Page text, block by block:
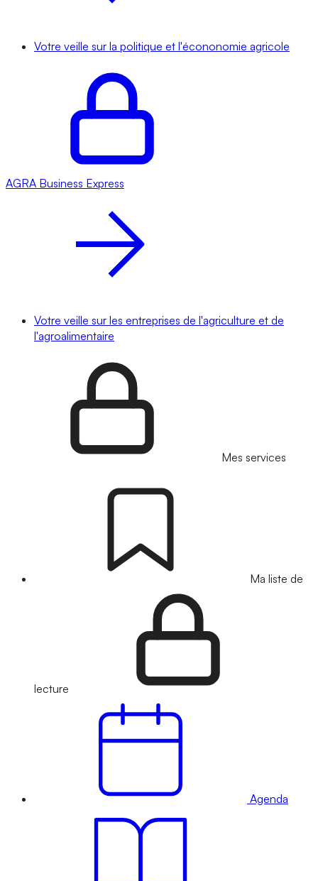
Votre veille sur la politique et l'écononomie agricole
AGRA Business Express
Votre veille sur les entreprises de l'agriculture et de
l'agroalimentaire
Mes services
Ma liste de
lecture
Agenda